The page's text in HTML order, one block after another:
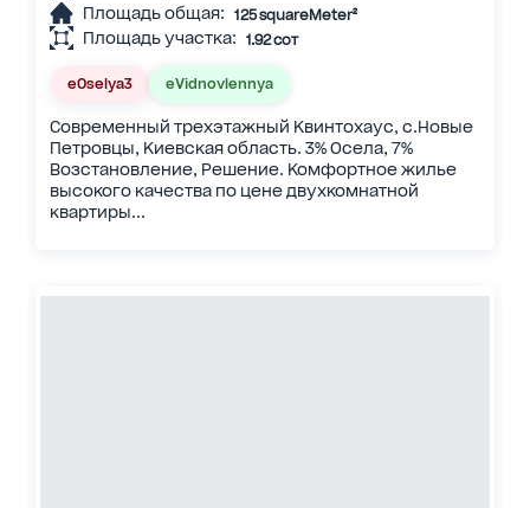
Площадь общая: 125 squareMeter²
Площадь участка: 1.92 сот
eOselya3 eVidnovlennya
Современный трехэтажный Квинтохаус, с.Новые
Петровцы, Киевская область. 3% Осела, 7%
Возстановление, Решение. Комфортное жилье
высокого качества по цене двухкомнатной
квартиры...